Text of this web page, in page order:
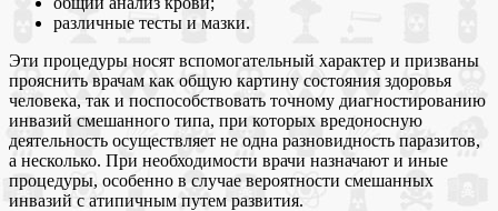
различные тесты и мазки.
Эти процедуры носят вспомогательный характер и призваны
прояснить врачам как общую картину состояния здоровья
человека, так и поспособствовать точному диагностированию
инвазий смешанного типа, при которых вредоносную
деятельность осуществляет не одна разновидность паразитов,
а несколько. При необходимости врачи назначают и иные
процедуры, особенно в случае вероятности смешанных
инвазий с атипичным путем развития.